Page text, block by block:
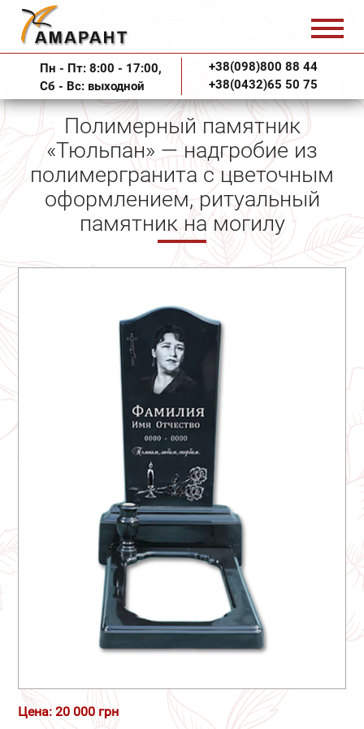
Пн - Пт: 8:00 - 17:00,
Сб - Вс: выходной
+38(098)800 88 44
+38(0432)65 50 75
Полимерный памятник
«Тюльпан» — надгробие из
полимергранита с цветочным
оформлением, ритуальный
памятник на могилу
Цена: 20 000 грн